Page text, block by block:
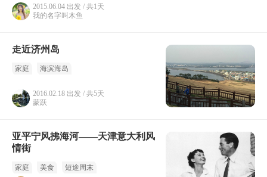
2015.06.04 出发 / 共1天
我的名字叫木鱼
走近济州岛
家庭 海滨海岛
2016.02.18 出发 / 共5天
蒙跃
亚平宁风拂海河——天津意大利风
情街
家庭 美食
短途周末